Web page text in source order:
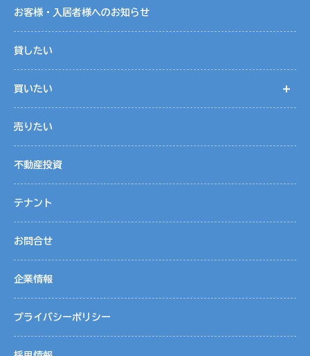
お客様・入居者様へのお知らせ
貸したい
買いたい
売りたい
不動産投資
テナント
お問合せ
企業情報
プライバシーポリシー